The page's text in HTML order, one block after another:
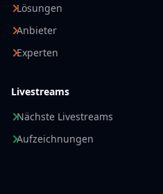
Lösungen
Anbieter
Experten
Livestreams
Nächste Livestreams
Aufzeichnungen